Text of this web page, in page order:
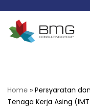
Home » Persyaratan
Tenaga Kerja Asing